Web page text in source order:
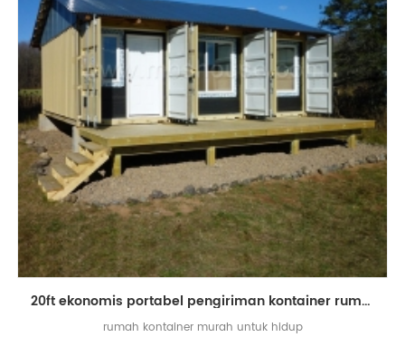
20ft ekonomis portabel pengiriman kontainer rumah prefab untuk dijual
rumah kontainer murah untuk hidup